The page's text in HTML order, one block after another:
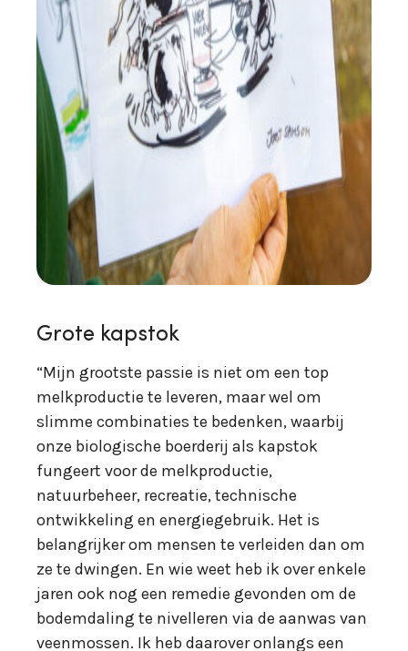
Grote kapstok
“Mijn grootste passie is niet om een top
melkproductie te leveren, maar wel om
slimme combinaties te bedenken, waarbij
onze biologische boerderij als kapstok
fungeert voor de melkproductie,
natuurbeheer, recreatie, technische
ontwikkeling en energiegebruik. Het is
belangrijker om mensen te verleiden dan om
ze te dwingen. En wie weet heb ik over enkele
jaren ook nog een remedie gevonden om de
bodemdaling te nivelleren via de aanwas van
veenmossen. Ik heb daarover onlangs een